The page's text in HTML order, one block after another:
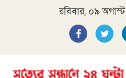
রবিবার, ০৯